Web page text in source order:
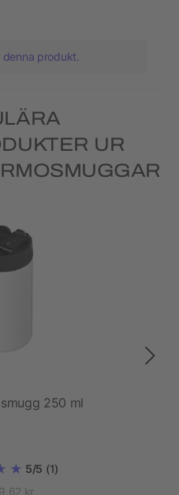
denna produkt.
UR
250 ml
5/5 (1)
kr